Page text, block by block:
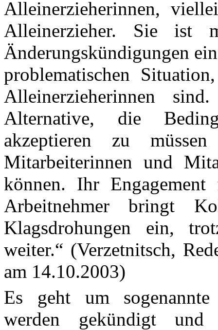
Alleinerzieherinnen,
Alleinerzieher. Sie ist
Änderungskündigungen
problematischen
Alleinerzieherinnen
Alternative, die
akzeptieren zu
Mitarbeiterinnen und
können. Ihr
Arbeitnehmer bringt
Klagsdrohungen ein,
weiter.“ (Verzetnitsch,
am 14.10.2003)
Es geht um sogenannte
werden gekündigt und